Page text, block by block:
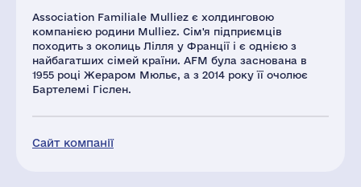
Association Familiale Mulliez є холдинговою
компанією родини Mulliez. Сім'я підприємців
походить з околиць Лілля у Франції і є однією з
найбагатших сімей країни. AFM була заснована в
1955 році Жераром Мюльє, а з 2014 року її очолює
Бартелемі Гіслен.
Сайт компанії